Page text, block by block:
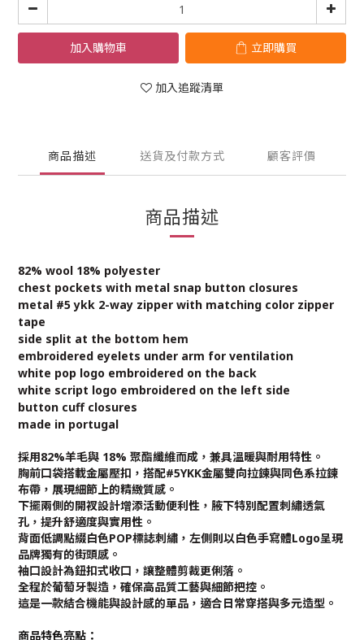
加入購物車 立即購買
加入追蹤清單
商品描述 送貨及付款方式 顧客評價
商品描述
82% wool 18% polyester
chest pockets with metal snap button closures
metal #5 ykk 2-way zipper with matching color zipper
tape
side split at the bottom hem
embroidered eyelets under arm for ventilation
white pop logo embroidered on the back
white script logo embroidered on the left side
button cuff closures
made in portugal
採用82%羊毛與 18% 聚酯纖維而成，兼具溫暖與耐用特性。
胸前口袋搭載金屬壓扣，搭配#5YKK金屬雙向拉鍊與同色系拉鍊
布帶，展現細節上的精緻質感。
下擺兩側的開衩設計增添活動便利性，腋下特別配置刺繡透氣
孔，提升舒適度與實用性。
背面低調點綴白色POP標誌刺繡，左側則以白色手寫體Logo呈現
品牌獨有的街頭感。
袖口設計為鈕扣式收口，讓整體剪裁更俐落。
全程於葡萄牙製造，確保高品質工藝與細節把控。
這是一款結合機能與設計感的單品，適合日常穿搭與多元造型。
商品特色亮點：